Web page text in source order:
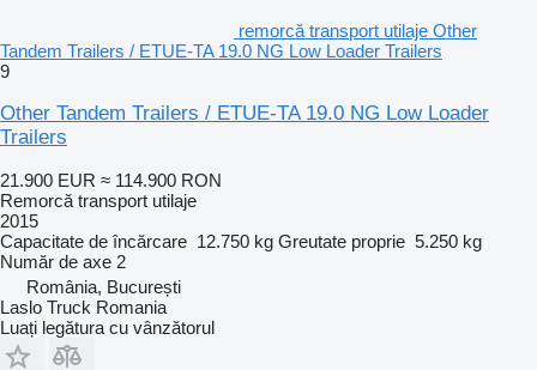
remorcă transport utilaje Other
Tandem Trailers / ETUE-TA 19.0 NG Low Loader Trailers
9
Other Tandem Trailers / ETUE-TA 19.0 NG Low Loader
Trailers
21.900 EUR ≈ 114.900 RON
Remorcă transport utilaje
2015
Capacitate de încărcare 12.750 kg Greutate proprie 5.250 kg
Număr de axe 2
România, București
Laslo Truck Romania
Luați legătura cu vânzătorul